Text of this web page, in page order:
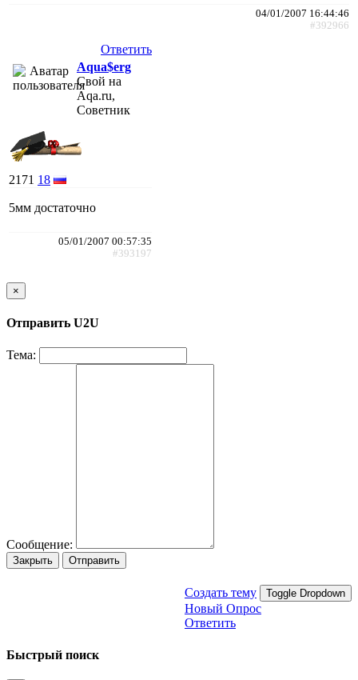
04/01/2007 16:44:46
#392966
Ответить
Aqua$erg
Свой на
Aqa.ru,
Советник
2171 18
5мм достаточно
05/01/2007 00:57:35
#393197
×
Отправить U2U
Тема:
Сообщение:
Закрыть Отправить
Создать тему Toggle Dropdown
Новый Опрос
Ответить
Быстрый поиск